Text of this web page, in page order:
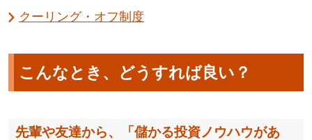
クーリング・オフ制度
こんなとき、どうすれば良い？
先輩や友達から、「儲かる投資ノウハウがあ